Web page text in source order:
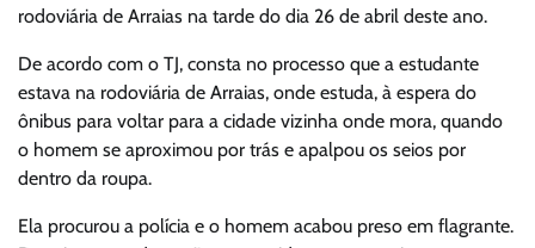
rodoviária de Arraias na tarde do dia 26 de abril deste ano.
De acordo com o TJ, consta no processo que a estudante
estava na rodoviária de Arraias, onde estuda, à espera do
ônibus para voltar para a cidade vizinha onde mora, quando
o homem se aproximou por trás e apalpou os seios por
dentro da roupa.
Ela procurou a polícia e o homem acabou preso em flagrante.